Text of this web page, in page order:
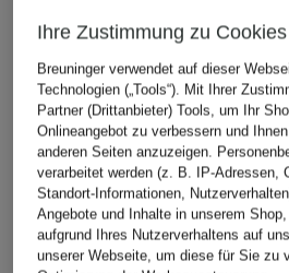
ÄHNLICHE ARTIKEL ENTDECKEN
Ihre Zustimmung zu Cookies
Breuninger verwendet auf dieser
Technologien („Tools“). Mit Ihrer
Partner (Drittanbieter) Tools, um Ihr
Onlineangebot zu verbessern und
anderen Seiten anzuzeigen.
verarbeitet werden (z. B. IP-Adressen,
Standort-Informationen,
Angebote und Inhalte in unserem
aufgrund Ihres Nutzerverhaltens auf
unserer Webseite, um diese für Sie zu